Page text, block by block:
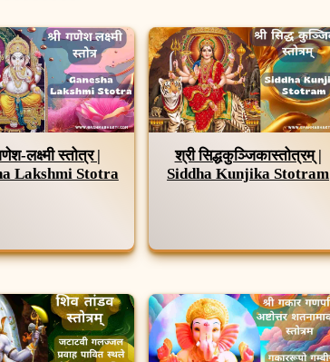
लक्ष्मी स्तोत्र |
Lakshmi Stotra
श्री सिद्धकुञ्जिकास्तोत्रम् |
Siddha Kunjika Stotram